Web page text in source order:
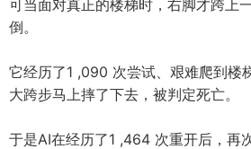
可当面对真正的楼梯时，右脚才跨上
倒。
它经历了1 ,090 次尝试、艰难爬到楼
大跨步马上摔了下去，被判定死亡。
于是AI在经历了1 ,464 次重开后，再